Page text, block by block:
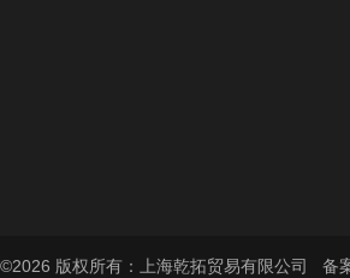
©2026 版权所有：上海乾拓贸易有限公司 备